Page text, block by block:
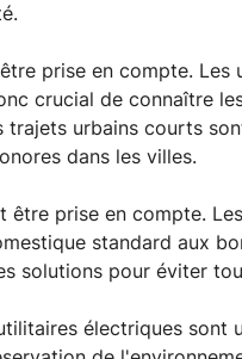
prise en compte.
crucial de connaître
trajets urbains courts
dans les villes.
être prise en compte.
standard aux
solutions pour éviter
électriques